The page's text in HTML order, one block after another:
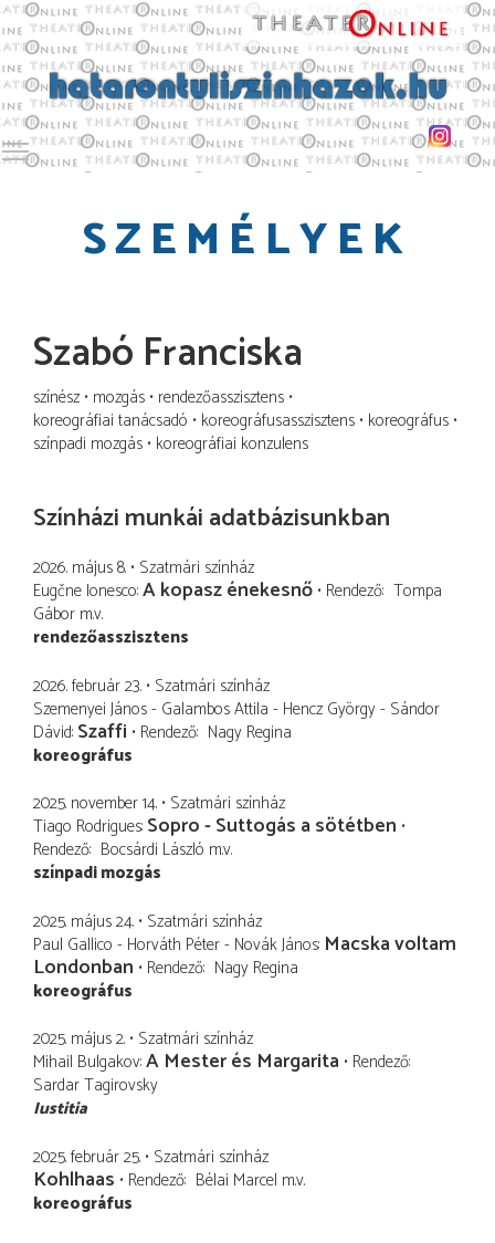
Toggle main menu visibility
SZEMÉLYEK
Szabó Franciska
színész mozgás rendezőasszisztens
koreográfiai tanácsadó koreográfusasszisztens koreográfus
színpadi mozgás koreográfiai konzulens
Színházi munkái adatbázisunkban
2026. május 8. Szatmári színház
Eugčne Ionesco A kopasz énekesnő Rendező Tompa
Gábor m.v.
rendezőasszisztens
2026. február 23. Szatmári színház
Szemenyei János - Galambos Attila - Hencz György - Sándor
Dávid Szaffi Rendező Nagy Regina
koreográfus
2025. november 14. Szatmári színház
Tiago Rodrigues Sopro - Suttogás a sötétben
Rendező Bocsárdi László m.v.
színpadi mozgás
2025. május 24. Szatmári színház
Paul Gallico - Horváth Péter - Novák János Macska voltam
Londonban Rendező Nagy Regina
koreográfus
2025. május 2. Szatmári színház
Mihail Bulgakov A Mester és Margarita Rendező
Sardar Tagirovsky
Iustitia
2025. február 25. Szatmári színház
Kohlhaas Rendező Bélai Marcel m.v.
koreográfus